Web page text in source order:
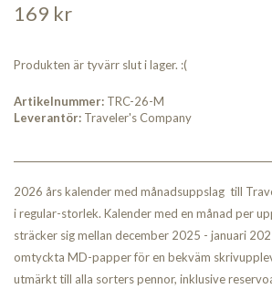
169 kr
Produkten är tyvärr slut i lager. :(
Artikelnummer: TRC-26-M
Leverantör: Traveler's Company
2026 års kalender med månadsuppslag till
i regular-storlek. Kalender med en månad per
sträcker sig mellan december 2025 - januari
omtyckta MD-papper för en bekväm
utmärkt till alla sorters pennor, inklusive